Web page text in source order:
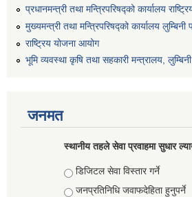
प्रधानमन्त्री तथा मन्त्रिपरिषद्को कार्यालय
मुख्यमन्त्री तथा मन्त्रिपरिषद्को कार्यालय लुम्बिनी
राष्ट्रिय योजना आयोग
भूमि व्यवस्था कृषि तथा सहकारी मन्त्रालय,
जनमत
स्थानीय तहले सेवा प्रवाहमा सुधार
Choices
डिजिटल सेवा विस्तार गर्ने
जनप्रतिनिधि जवाफदेहिता हुनुपर्ने